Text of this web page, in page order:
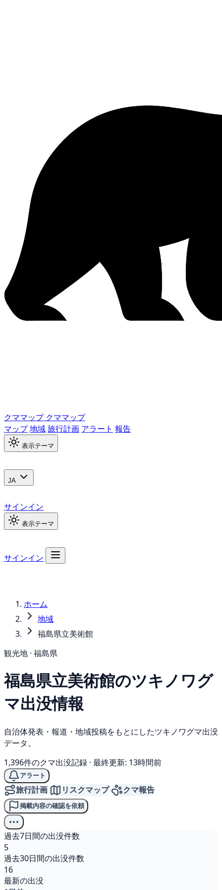
クママップ クママップ
マップ地域旅行計画 アラート 報告
表示テーマ
JA
サインイン
表示テーマ
サインイン
ホーム
地域
福島県立美術館
観光地 · 福島県
福島県立美術館のツキノワグ
マ出没情報
自治体発表・報道・地域投稿をもとにしたツキノワグマ出没
データ。
1,396件のクマ出没記録 · 最終更新: 13時間前
アラート
旅行計画 リスクマップ クマ報告
掲載内容の確認を依頼
過去7日間の出没件数
5
過去30日間の出没件数
16
最新の出没